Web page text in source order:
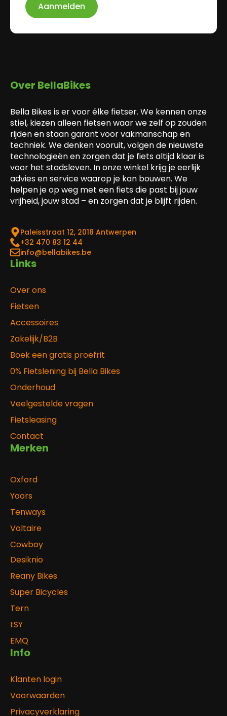
Aanmelden
Over BellaBikes
Bella Bikes is er voor élke fietser. We kennen onze
stiel, kiezen alleen fietsen waar we zelf op zouden
rijden en staan garant voor vakmanschap en
techniek. We denken vooruit, volgen de nieuwste
technologieën en zorgen dat je fiets altijd klaar is
voor het stadsleven. In onze winkel krijg je eerlijk
advies en service waarop je kan bouwen. We
helpen je op weg met een fiets die past bij jouw
vrijheid, jouw stad – en zorgen dat je blijft rijden.
Paleisstraat 12, 2018 Antwerpen
‎+32 470 83 12 44
info@bellabikes.be
Links
Over ons
Fietsen
Accessoires
Zakelijk/B2B
Boek een gratis proefrit
0% Fietslening bij Bella Bikes
Onderhoud
Veelgestelde vragen
Fietsleasing
Contact
Merken
Oxford
Yoors
Tenways
Voltaire
Cowboy
Desiknio
Reany Bikes
Super Bicycles
Tern
I:SY
EMQ
Info
Klanten login
Voorwaarden
Privacyverklaring